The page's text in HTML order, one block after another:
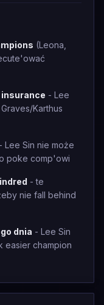
(Leona,
- Lee
Karthus
- Lee Sin nie może
poke comp'owi
- te
nie fall behind
dnia - Lee Sin
easier champion